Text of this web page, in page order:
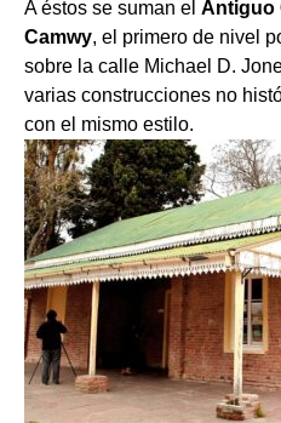
A éstos se suman el Antiguo
Camwy, el primero de nivel
sobre la calle Michael D.
varias construcciones no
con el mismo estilo.